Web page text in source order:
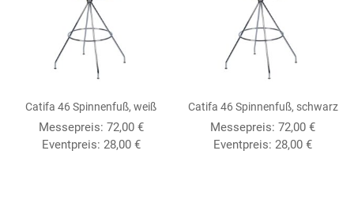
Catifa 46 Spinnenfuß, weiß
Messepreis: 72,00 €
Eventpreis: 28,00 €
Catifa 46 Spinnenfuß, schwarz
Messepreis:72,00€
Eventpreis:28,00€